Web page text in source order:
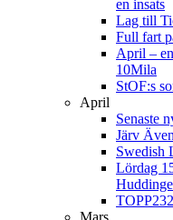
en insats
Lag till
Full fart
April –
10Mila
StOF:s
April
Senaste
Järv
Swedish
Lördag
Mars